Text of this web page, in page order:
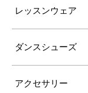
レッスンウェア
ダンスシューズ
アクセサリー